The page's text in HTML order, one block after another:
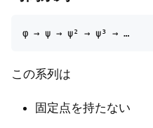
この系列は
固定点を持たない